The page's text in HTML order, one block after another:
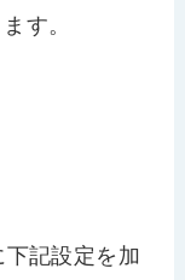
す。
記設定を加